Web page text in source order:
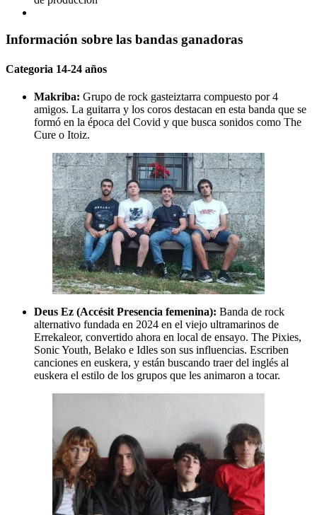
Información sobre las bandas ganadoras
Categoria 14-24 años
Makriba: Grupo de rock gasteiztarra compuesto por 4
amigos. La guitarra y los coros destacan en esta banda que se
formó en la época del Covid y que busca sonidos como The
Cure o Itoiz.
Deus Ez (Accésit Presencia femenina): Banda de rock
alternativo fundada en 2024 en el viejo ultramarinos de
Errekaleor, convertido ahora en local de ensayo. The Pixies,
Sonic Youth, Belako e Idles son sus influencias. Escriben
canciones en euskera, y están buscando traer del inglés al
euskera el estilo de los grupos que les animaron a tocar.